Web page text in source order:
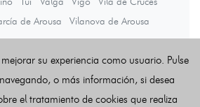
de Arousa Vilanova de Arousa
Últimas noticias
su experiencia como usuario. Pulse
o más información, si desea
el tratamiento de cookies que realiza